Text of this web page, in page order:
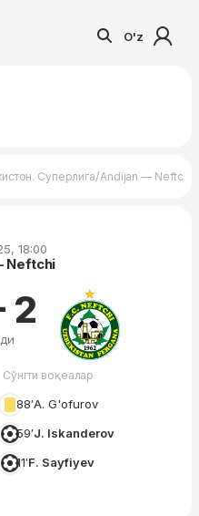
O'z
Суперлига/Andijan — Neftchi
18:00
Neftchi
2
Сўнгги воқеалар
88′A. G'ofurov
59′J. Iskanderov
11′F. Sayfiyev